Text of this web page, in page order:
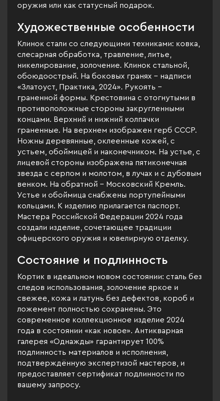
оружия или как статусный подарок.
Художественные особенности
Клинок стали со следующими техниками: ковка,
слесарная обработка, травление, литье,
никелирование, золочение. Клинок стальной,
обоюдоострый. На боковых гранях – надписи
«Златоуст, Практика, 2024». Рукоять –
граненной формы. Крестовина с отогнутыми в
противоположные стороны закругленными
концами. Верхний и нижний колпачки
граненные. На верхнем изображен герб СССР.
Ножны деревянные, оклеенные кожей, с
устьем, обоймицей и наконечником. На устье, с
лицевой стороны изображена пятиконечная
звезда с серпом и молотом, в лучах и с дубовым
венком. На обратной – Московский Кремль.
Устье и обоймица снабжены портупейными
кольцами. К изделию прилагается паспорт.
Мастера Российской Федерации 2024 года
создали изделие, сочетающее традиции
офицерского оружия и ювелирную отделку.
Состояние и подлинность
Кортик в идеальном новом состоянии: сталь без
следов использования, золочение яркое и
свежее, кожа и латунь без дефектов, короб и
ложемент полностью сохранены. Это
современное коллекционное изделие 2024
года в состоянии «как новое». Антикварная
галерея «Однажды» гарантирует 100%
подлинность материалов и исполнения,
подтверждённую экспертизой мастеров, и
предоставляет сертификат подлинности по
вашему запросу.